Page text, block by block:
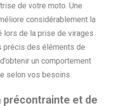
de votre moto. Une
considérablement la
lors de la prise de virages
précis des éléments de
un comportement
selon vos besoins.
précontrainte et de